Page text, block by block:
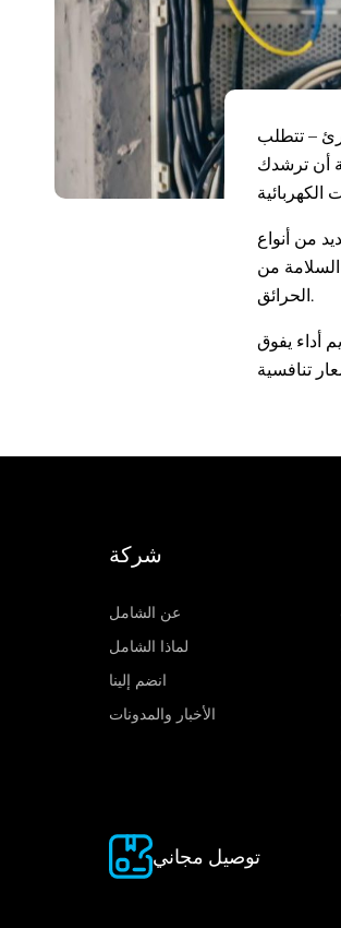
– تتطلب
أن ترشدك
من أنواع
من
الحرائق.
أداء يفوق
شركة
عن الشامل
لماذا الشامل
انضم إلينا
الأخبار والمدونات
توصيل مجاني